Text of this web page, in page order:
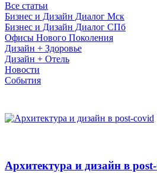
Все статьи
Бизнес и Дизайн Диалог Мск
Бизнес и Дизайн Диалог СПб
Офисы Нового Поколения
Дизайн + Здоровье
Дизайн + Отель
Новости
События
Архитектура и дизайн в